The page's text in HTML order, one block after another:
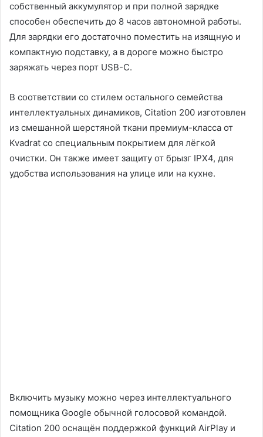
собственный аккумулятор и при полной зарядке
способен обеспечить до 8 часов автономной работы.
Для зарядки его достаточно поместить на изящную и
компактную подставку, а в дороге можно быстро
заряжать через порт USB-C.
В соответствии со стилем остального семейства
интеллектуальных динамиков, Citation 200 изготовлен
из смешанной шерстяной ткани премиум-класса от
Kvadrat со специальным покрытием для лёгкой
очистки. Он также имеет защиту от брызг IPX4, для
удобства использования на улице или на кухне.
Включить музыку можно через интеллектуального
помощника Google обычной голосовой командой.
Citation 200 оснащён поддержкой функций AirPlay и